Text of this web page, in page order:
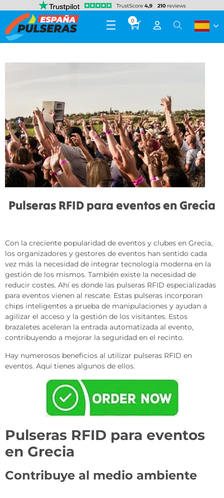
0
Pulseras RFID para eventos en Grecia
Con la creciente popularidad de eventos y clubes en Grecia,
los organizadores y gestores de eventos han sentido cada
vez más la necesidad de integrar tecnología moderna en la
gestión de los mismos. También existe la necesidad de
reducir costes. Ahí es donde las pulseras RFID especializadas
para eventos vienen al rescate. Estas pulseras incorporan
chips inteligentes a prueba de manipulaciones y ayudan a
agilizar el acceso y la gestión de los visitantes. Estos
brazaletes aceleran la entrada automatizada al evento,
contribuyendo a mejorar la seguridad en el recinto.
Hay numerosos beneficios al utilizar pulseras RFID en
eventos. Aquí tienes algunos de ellos.
Pulseras RFID para eventos
en Grecia
Contribuye al medio ambiente